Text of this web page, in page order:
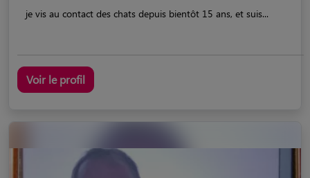
je vis au contact des chats depuis bientôt 15 ans, et suis...
Voir le profil